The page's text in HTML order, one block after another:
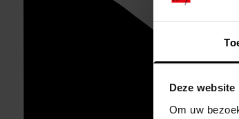
Deze
Om uw